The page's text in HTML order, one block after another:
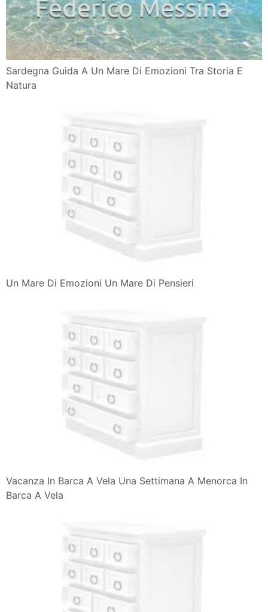
Sardegna Guida A Un Mare Di Emozioni Tra Storia E
Un Mare Di Emozioni Un Mare Di Pensieri